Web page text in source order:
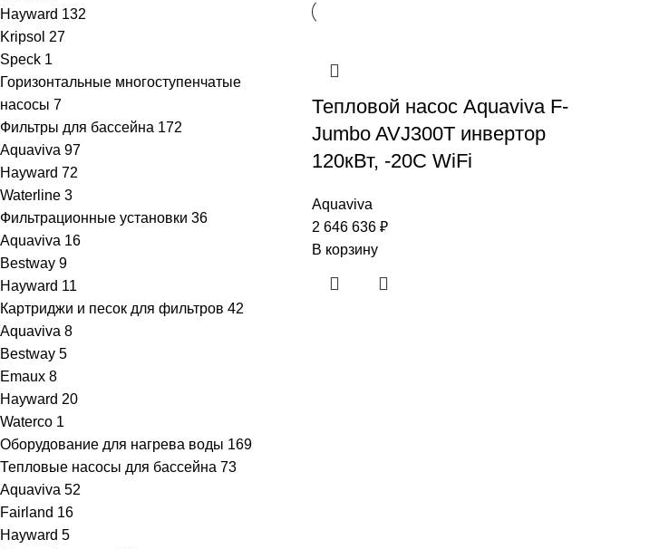
Hayward 132
Kripsol 27
Speck 1
Горизонтальные многоступенчатые
насосы 7
Фильтры для бассейна 172
Aquaviva 97
Hayward 72
Waterline 3
Фильтрационные установки 36
Aquaviva 16
Bestway 9
Hayward 11
Картриджи и песок для фильтров 42
Aquaviva 8
Bestway 5
Emaux 8
Hayward 20
Waterco 1
Оборудование для нагрева воды 169
Тепловые насосы для бассейна 73
Aquaviva 52
Fairland 16
Hayward 5
Тепловой насос Aquaviva F-
Jumbo AVJ300T инвертор
120кВт, -20С WiFi
Aquaviva
2 646 636 ₽
В корзину